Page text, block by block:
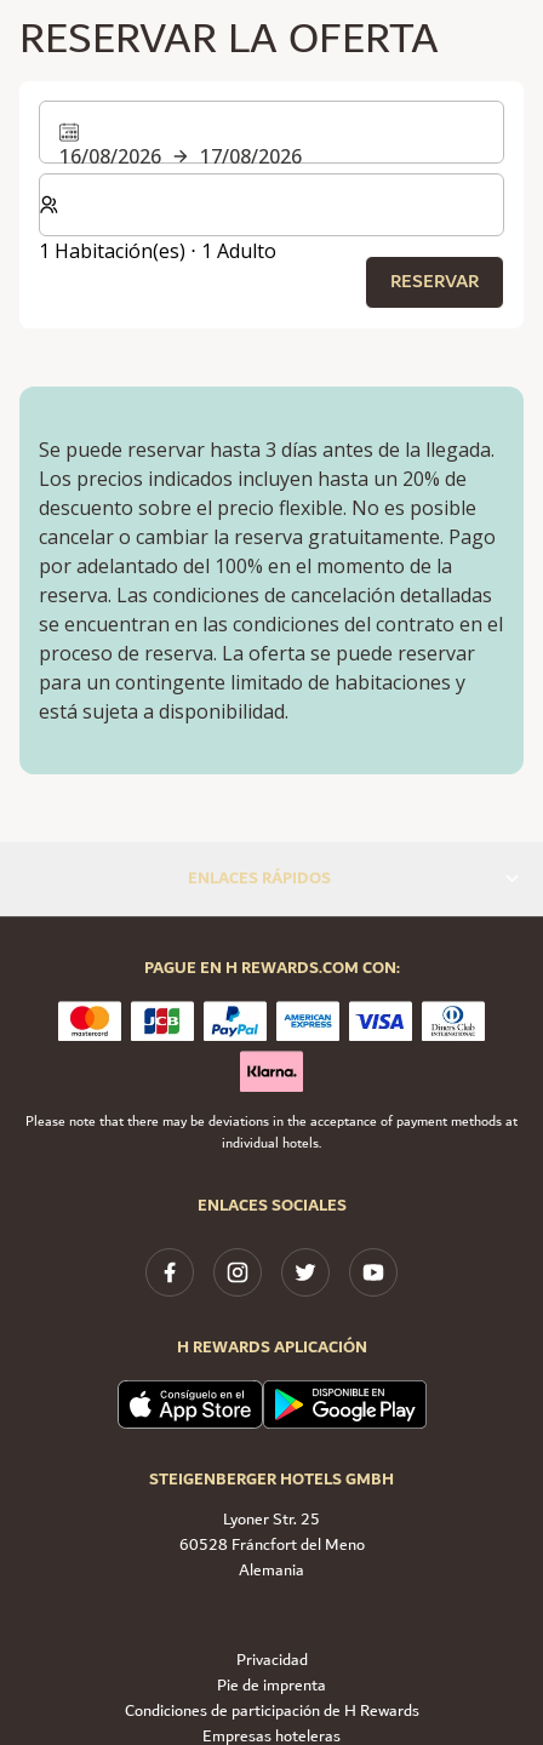
RESERVAR LA OFERTA
16/08/2026
17/08/2026
Seleccione el número de habitaciones y huéspedes
1 Habitación(es) ⋅ 1 Adulto
RESERVAR
Se puede reservar hasta 3 días antes de la llegada.
Los precios indicados incluyen hasta un 20% de
descuento sobre el precio flexible. No es posible
cancelar o cambiar la reserva gratuitamente. Pago
por adelantado del 100% en el momento de la
reserva. Las condiciones de cancelación detalladas
se encuentran en las condiciones del contrato en el
proceso de reserva. La oferta se puede reservar
para un contingente limitado de habitaciones y
está sujeta a disponibilidad.
ENLACES RÁPIDOS
ENLACES SOCIALES
H REWARDS APLICACIÓN
STEIGENBERGER HOTELS GMBH
Lyoner Str. 25
60528 Fráncfort del Meno
Alemania
PAGUE EN H REWARDS.COM CON:
Please note that there may be deviations in the acceptance of payment methods at
individual hotels.
Privacidad
Pie de imprenta
Condiciones de participación de H Rewards
Empresas hoteleras